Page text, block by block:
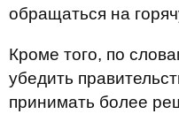
обращаться на
Кроме того, по
убедить
принимать более